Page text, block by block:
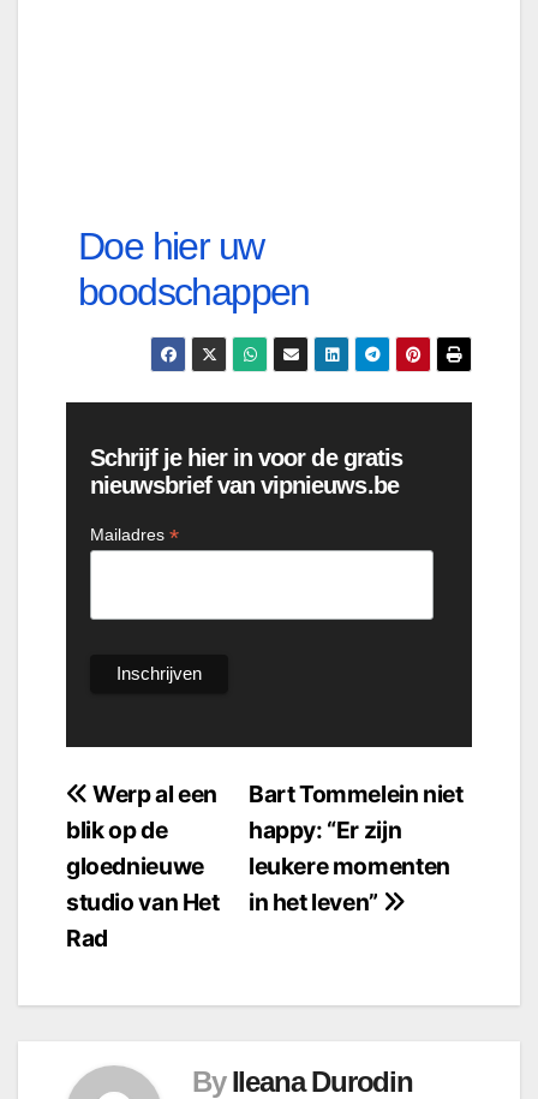
Doe hier uw
boodschappen
Schrijf je hier in voor de gratis
nieuwsbrief van vipnieuws.be
Mailadres *
Bericht
navigatie
Bart Tommelein niet
happy: “Er zijn
leukere momenten
in het leven”
Werp al een
blik op de
gloednieuwe
studio van Het
Rad
By Ileana Durodin